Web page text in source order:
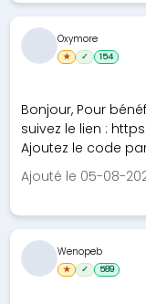
Bonjour, Pour
suivez le lien :
Ajoutez le code
Ajouté le 05-08-
Oxymore
★ ✓ 154
Wenopeb
★ ✓ 589